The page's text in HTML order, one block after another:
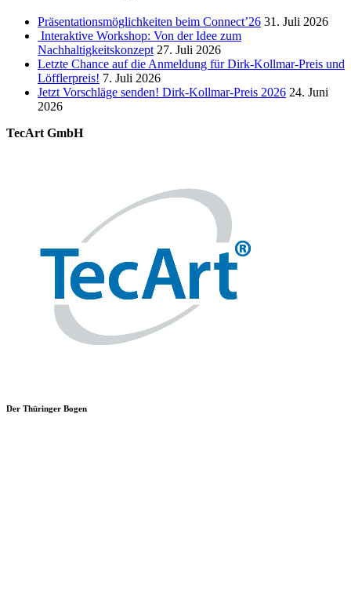
Präsentationsmöglichkeiten beim Connect’26 31. Juli 2026
Interaktive Workshop: Von der Idee zum
Nachhaltigkeitskonzept 27. Juli 2026
Letzte Chance auf die Anmeldung für Dirk-Kollmar-Preis und
Löfflerpreis! 7. Juli 2026
Jetzt Vorschläge senden! Dirk-Kollmar-Preis 2026 24. Juni
2026
TecArt GmbH
Der Thüringer Bogen